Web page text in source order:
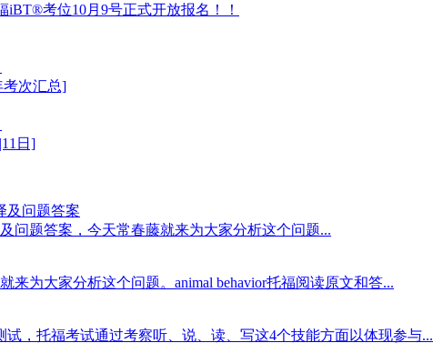
iBT®考位10月9号正式开放报名！！
考次汇总]
日]
及问题答案
问题答案，今天常春藤就来为大家分析这个问题...
来为大家分析这个问题。animal behavior托福阅读原文和答...
，托福考试通过考察听、说、读、写这4个技能方面以体现参与...